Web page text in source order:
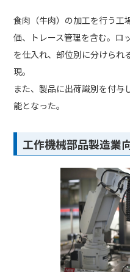
食肉（牛肉）の加工を行う工
価、トレース管理を含む。ロ
を仕入れ、部位別に分けられ
現。
また、製品に出荷識別を付与
能となった。
工作機械部品製造業